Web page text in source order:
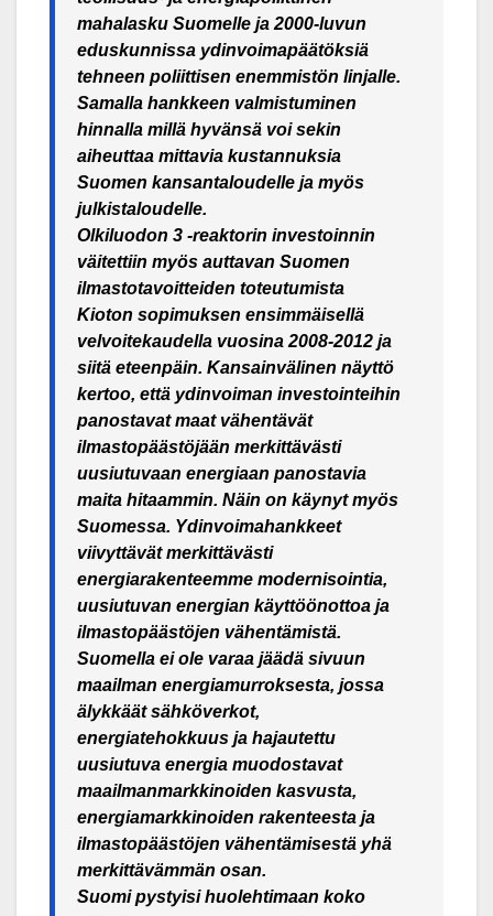
mahalasku Suomelle ja 2000-luvun
eduskunnissa ydinvoimapäätöksiä
tehneen poliittisen enemmistön linjalle.
Samalla hankkeen valmistuminen
hinnalla millä hyvänsä voi sekin
aiheuttaa mittavia kustannuksia
Suomen kansantaloudelle ja myös
julkistaloudelle.
Olkiluodon 3 -reaktorin investoinnin
väitettiin myös auttavan Suomen
ilmastotavoitteiden toteutumista
Kioton sopimuksen ensimmäisellä
velvoitekaudella vuosina 2008-2012 ja
siitä eteenpäin. Kansainvälinen näyttö
kertoo, että ydinvoiman investointeihin
panostavat maat vähentävät
ilmastopäästöjään merkittävästi
uusiutuvaan energiaan panostavia
maita hitaammin. Näin on käynyt myös
Suomessa. Ydinvoimahankkeet
viivyttävät merkittävästi
energiarakenteemme modernisointia,
uusiutuvan energian käyttöönottoa ja
ilmastopäästöjen vähentämistä.
Suomella ei ole varaa jäädä sivuun
maailman energiamurroksesta, jossa
älykkäät sähköverkot,
energiatehokkuus ja hajautettu
uusiutuva energia muodostavat
maailmanmarkkinoiden kasvusta,
energiamarkkinoiden rakenteesta ja
ilmastopäästöjen vähentämisestä yhä
merkittävämmän osan.
Suomi pystyisi huolehtimaan koko